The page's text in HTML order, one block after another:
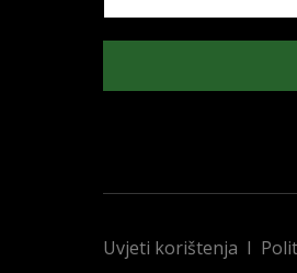
Uvjeti korištenja I